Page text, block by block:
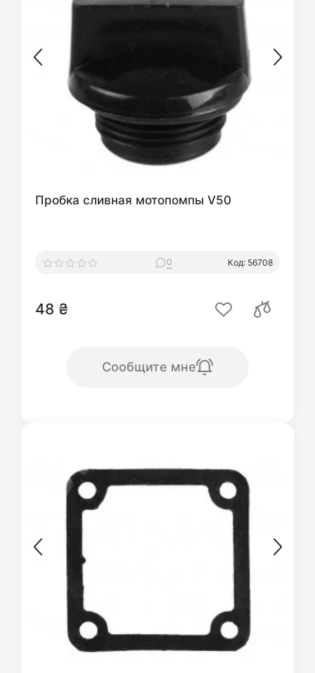
Пробка сливная мотопомпы V50
0 Код: 56708
48 ₴
Сообщите мне